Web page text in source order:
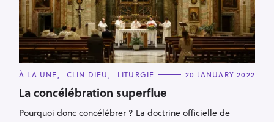
C
T
E
O
À LA UNE CLIN DIEU LITURGIE 20 JANUARY 2022
La concélébration superflue
Pourquoi donc concélébrer ? La doctrine officielle de